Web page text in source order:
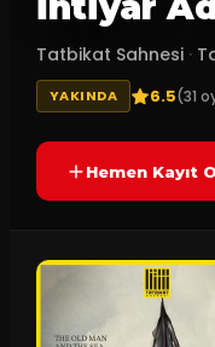
Tatbikat Sahnesi ·
YAKINDA 6.5(31
Hemen Kayıt